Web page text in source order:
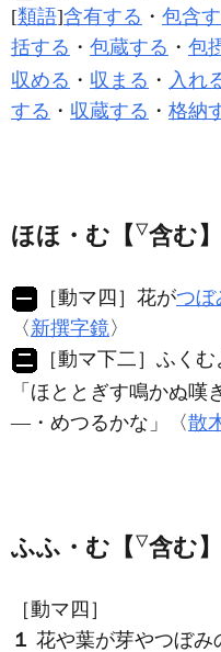
[類語]含有する ・ 包含
括する ・ 包蔵する ・ 包
収める ・ 収まる ・ 入れ
する ・ 収蔵する ・ 格納
ほほ・む【 ▽含む】
［動マ四］ 花がつぼ
〈 新撰字鏡〉
［動マ下二］ ふくむ
「ほととぎす鳴かぬ嘆
―・めつるかな」〈散
ふふ・む【 ▽含む】
［動マ四］
１ 花や葉が芽やつぼみ